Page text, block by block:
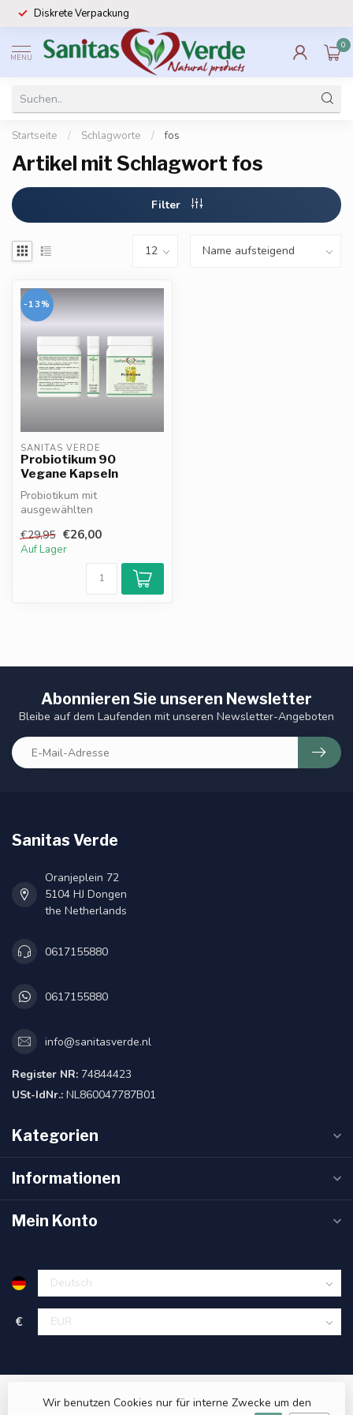
Diskrete Verpackung
MENU
0
Startseite / Schlagworte / fos
Artikel mit Schlagwort fos
Filter
-13%
SANITAS VERDE
Probiotikum 90
Vegane Kapseln
Probiotikum mit
ausgewählten
Ballaststoffen und Vitamin
C. Trä...
€29,95 €26,00
Auf Lager
Abonnieren Sie unseren Newsletter
Bleibe auf dem Laufenden mit unseren Newsletter-Angeboten
Sanitas Verde
Oranjeplein 72
5104 HJ Dongen
the Netherlands
0617155880
0617155880
info@sanitasverde.nl
Register NR: 74844423
USt-IdNr.: NL860047787B01
Kategorien
Informationen
Mein Konto
€
Wir benutzen Cookies nur für interne Zwecke um den